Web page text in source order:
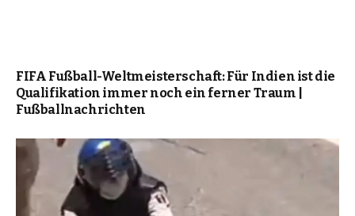
FIFA Fußball-Weltmeisterschaft: Für Indien ist die
Qualifikation immer noch ein ferner Traum |
Fußballnachrichten